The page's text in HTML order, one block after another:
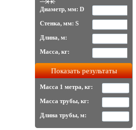
Диаметр, мм: D
Стенка, мм: S
Длина, м:
Масса, кг:
Масса 1 метра, кг:
Масса трубы, кг:
Длина трубы, м: